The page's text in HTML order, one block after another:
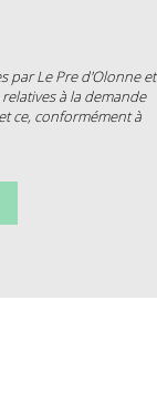
par Le Pre d'Olonne et
à la demande
ce, conformément à